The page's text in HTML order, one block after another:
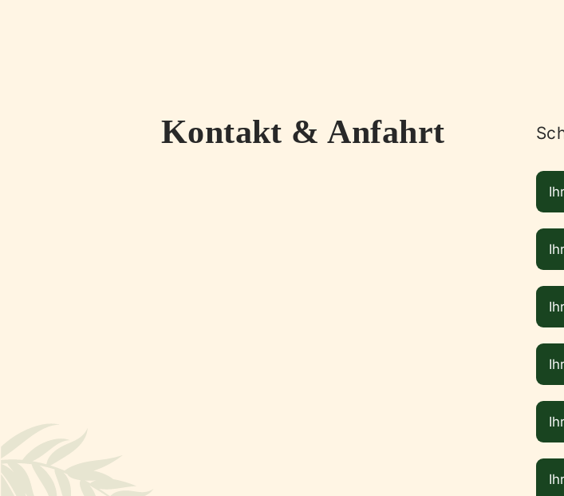
Kontakt & Anfahrt